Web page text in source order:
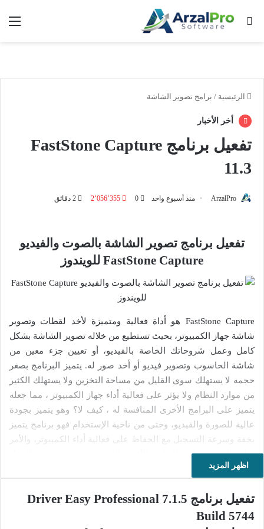
بحث عن
الرئيسية / برامج تصوير الشاشة
أخر الأخبار
تفعيل برنامج FastStone Capture
11.3
ArzalPro منذ أسبوع واحد 0 2٬056٬355
تفعيل برنامج تصوير الشاشة بالصوت والفيديو
FastStone Capture للويندوز
FastStone Capture هو أداة فعالية ومتميزة لأخد لقطات وتصوير
شاشة جهاز الكمبيوتر، بحيث تستطيع من خلاله تصوير الشاشة بشكل
كامل وعمل شروحاتك الخاصة بالفيديو، أو تعيين جزء معين من
شاشة الحاسوب وتصوير فيديو أو أخد صور له. يتميز البرنامج بصغر
حجمه لا يستهلك سوى القليل من مساحة التخزين ولا يستهلك الكثير
من موارد النظام ولا يؤثر على فعالية أداء جهاز الكمبيوتر ، مما جعله
يتميز على البرامج الأخرى المنافسة له ، كيف لا؟ وهو يتميز بجودة
عالية للصورة والفيديو، وحتى من ناحية الإستخدام فهو برنامج يتميز
بخفة وسرعة التسجيل مع الحفاظ على فعالية أداء الكمبيوتر، والأمر
هنا يختلف عن باقي البرامج الأخرى التي تستخدم في نفس الحقل
الذي يعمل فيه هذا البرنامج ؛ ففي تلك البرامج الأخرى قد تواجه بعض
بالفيديو مثل بطؤ الحاسوب أو تشنجه في بعض الأحيان.
اظهر المزيد
تفعيل برنامج Driver Easy Professional 7.1.5
Build 5744